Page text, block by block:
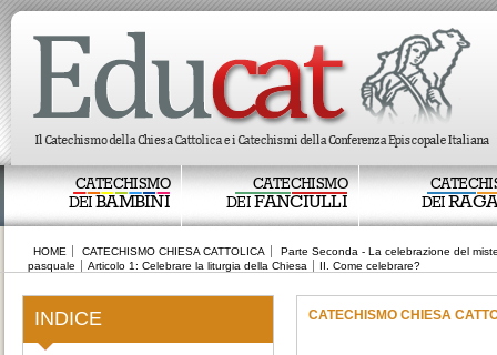
CATECHISMO
DEIBAMBINI
CATECHISMO
DEIFANCIULLI
DEI
HOME CATECHISMO CHIESA CATTOLICA
Parte Seconda - La celebrazione del
pasquale
Articolo 1: Celebrare la liturgia della Chiesa II. Come celebrare?
INDICE CATECHISMO CHIESA